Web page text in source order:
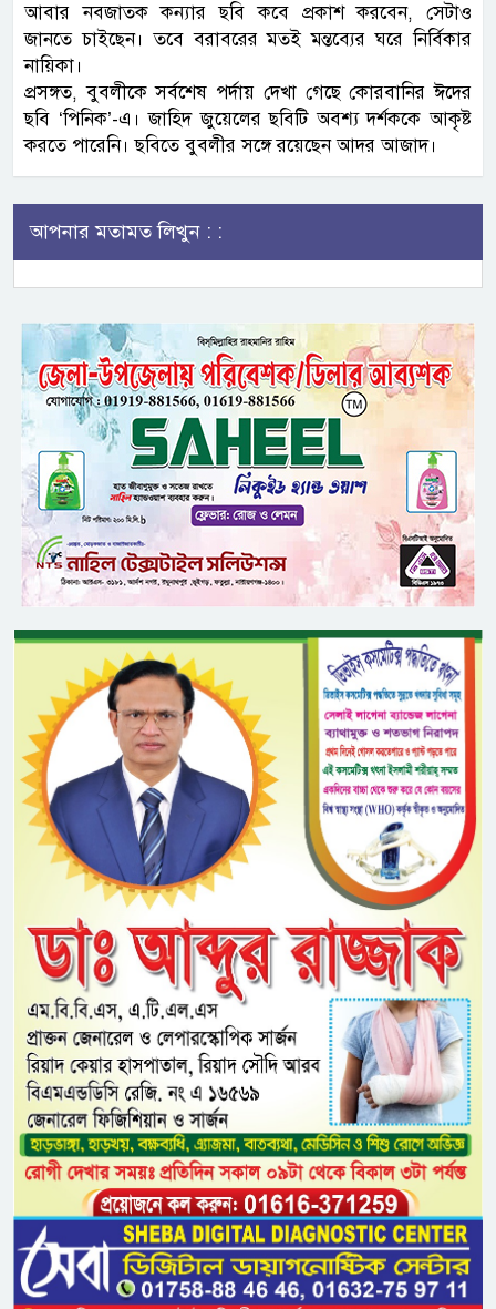
আবার নবজাতক কন্যার ছবি কবে প্রকাশ করবেন, সেটাও
জানতে চাইছেন। তবে বরাবরের মতই মন্তব্যের ঘরে নির্বিকার
নায়িকা।
প্রসঙ্গত, বুবলীকে সর্বশেষ পর্দায় দেখা গেছে কোরবানির ঈদের
ছবি ‘পিনিক’-এ। জাহিদ জুয়েলের ছবিটি অবশ্য দর্শককে আকৃষ্ট
করতে পারেনি। ছবিতে বুবলীর সঙ্গে রয়েছেন আদর আজাদ।
আপনার মতামত লিখুন : :